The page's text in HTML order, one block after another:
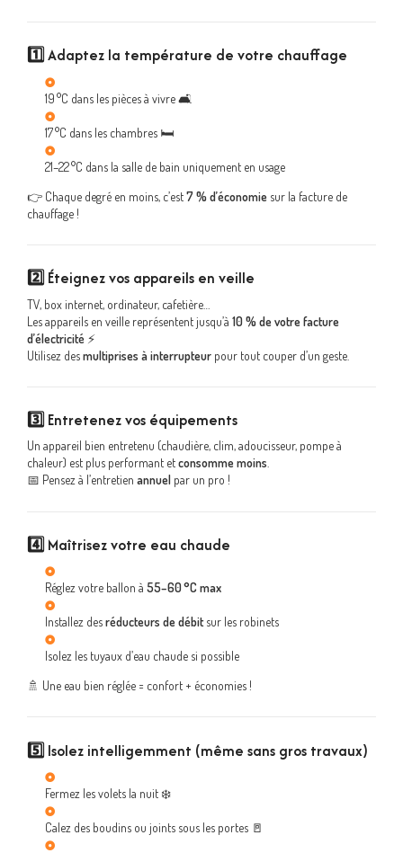
1️⃣ Adaptez la température de votre chauffage
19 °C dans les pièces à vivre 🛋️
17 °C dans les chambres 🛏️
21–22 °C dans la salle de bain uniquement en usage
👉 Chaque degré en moins, c’est7 % d’économie sur la facture de
chauffage !
2️⃣Éteignez vos appareils en veille
TV, box internet, ordinateur, cafetière…
Les appareils en veille représentent jusqu’à 10 % de votre facture
d’électricité ⚡
Utilisez desmultiprises à interrupteur pour tout couper d’un geste.
3️⃣Entretenez vos équipements
Un appareil bien entretenu (chaudière, clim, adoucisseur, pompe à
chaleur) est plus performant etconsomme moins
📅 Pensez à l’entretien annuel par un pro !
4️⃣Maîtrisez votre eau chaude
Réglez votre ballon à 55–60 °C max
Installez desréducteurs de débitsur les robinets
Isolez les tuyaux d’eau chaude si possible
🚿 Une eau bien réglée = confort + économies !
5️⃣Isolez intelligemment (même sans gros travaux)
Fermez les volets la nuit ❄️
Calez des boudins ou joints sous les portes 🚪